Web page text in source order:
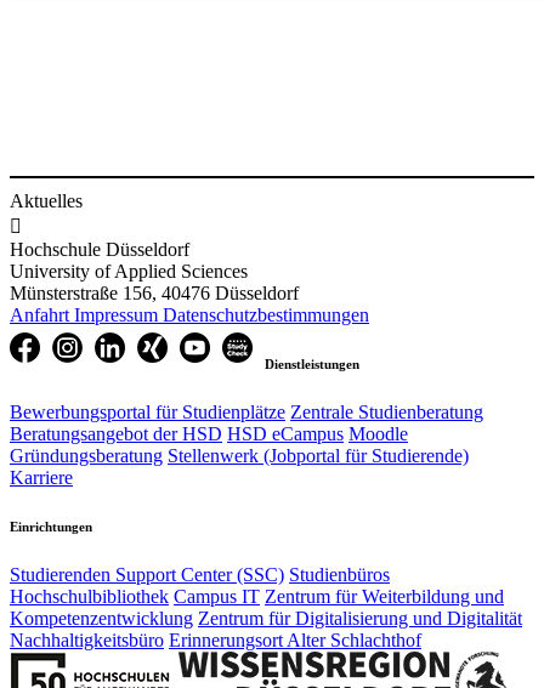
Aktuelles

Hochschule Düsseldorf
University of Applied Sciences
Münsterstraße 156, 40476 Düsseldorf
Anfahrt Impressum Datenschutzbestimmungen
Dienstleistungen
Bewerbungsportal für Studienplätze Zentrale Studienberatung
Beratungsangebot der HSD HSD eCampus Moodle
Gründungsberatung Stellenwerk (Jobportal für Studierende)
Karriere
Einrichtungen
Studierenden Support Center (SSC) Studienbüros
Hochschulbibliothek Campus IT Zentrum für Weiterbildung und
Kompetenzentwicklung Zentrum für Digitalisierung und Digitalität
Nachhaltigkeitsbüro Erinnerungsort Alter Schlachthof